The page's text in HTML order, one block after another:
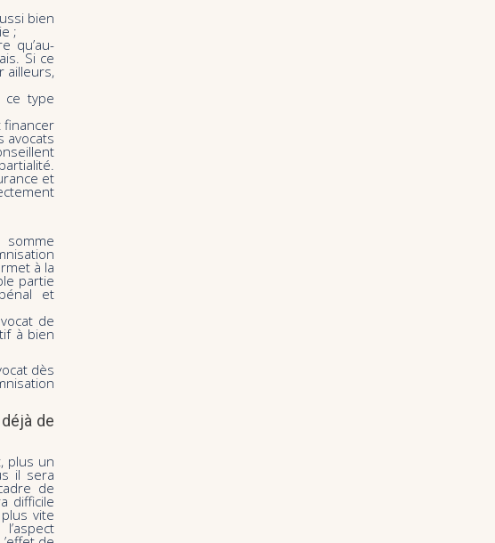
bien
;
qu’au-
Si ce
ailleurs,
type
financer
avocats
et
à la
partie
et
de
à bien
dès
de
plus un
il sera
de
difficile
vite